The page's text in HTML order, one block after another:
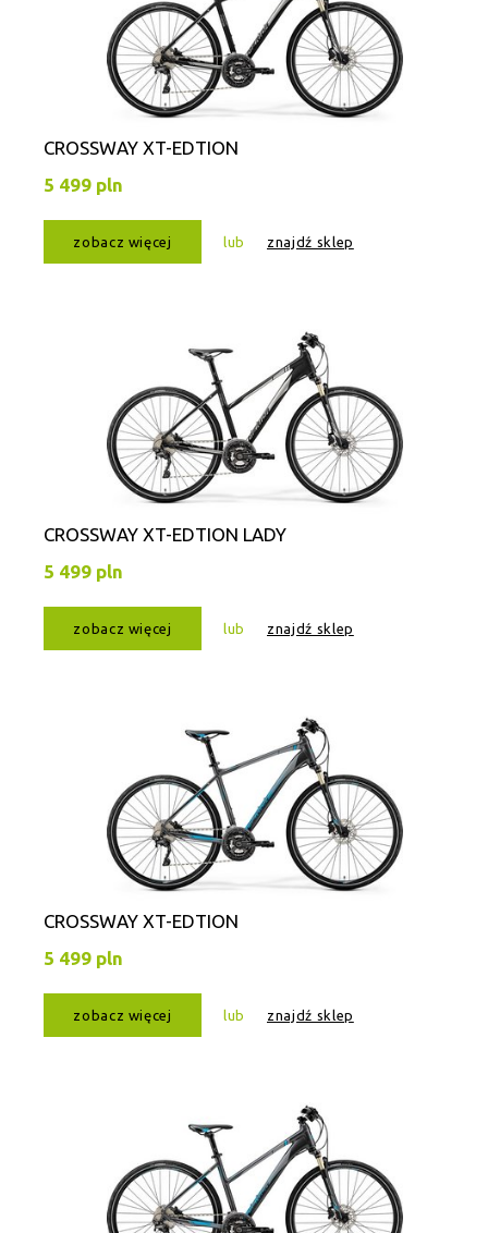
CROSSWAY XT-EDTION
5 499 pln
zobacz więcej lub znajdź sklep
CROSSWAY XT-EDTION LADY
5 499 pln
zobacz więcej lub znajdź sklep
CROSSWAY XT-EDTION
5 499 pln
zobacz więcej lub znajdź sklep